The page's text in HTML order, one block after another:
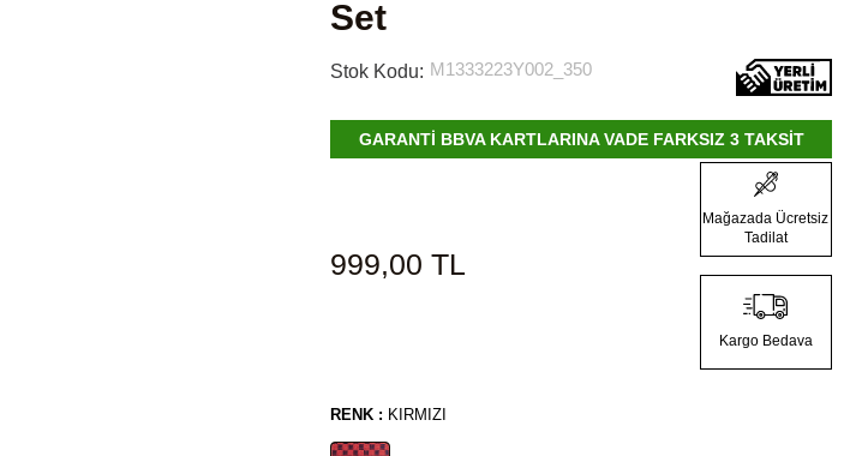
Set
Stok Kodu: M1333223Y002_350
GARANTİ BBVA KARTLARINA VADE FARKSIZ 3 TAKSİT
999,00 TL
Mağazada Ücretsiz
Tadilat
Kargo Bedava
RENK : KIRMIZI